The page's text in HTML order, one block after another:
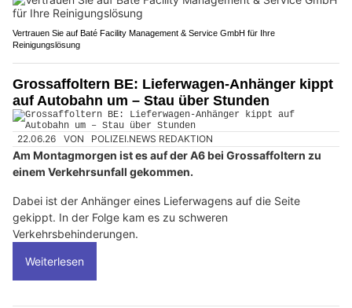
Vertrauen Sie auf Baté Facility Management & Service GmbH für Ihre
Reinigungslösung
Grossaffoltern BE: Lieferwagen-Anhänger kippt
auf Autobahn um – Stau über Stunden
22.06.26 VON POLIZEI.NEWS REDAKTION
Am Montagmorgen ist es auf der A6 bei Grossaffoltern zu
einem Verkehrsunfall gekommen.
Dabei ist der Anhänger eines Lieferwagens auf die Seite
gekippt. In der Folge kam es zu schweren
Verkehrsbehinderungen.
Weiterlesen